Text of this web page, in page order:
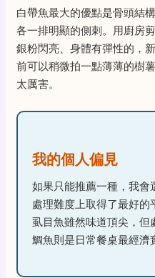
白帶魚最大的優點是骨頭結
各一排明顯的側刺。用廚房
銀粉閃亮、身體有彈性的，
前可以稍微拍一點薄薄的樹
太厲害。
我的個人偏見
如果只能推薦一種，我會
處理難度上取得了最好的
虱目魚雖然味道頂尖，但
鯛魚則是日常餐桌最經濟